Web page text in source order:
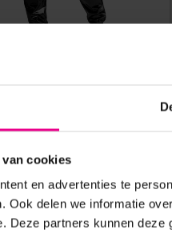
cookies
en advertenties te
Ook delen we informatie
Deze partners kunnen
PANTS H093 VOLTAGE –
Op voorraad